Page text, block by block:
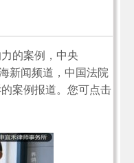
的案例，中央
新闻频道，中国法院
案例报道。您可点击